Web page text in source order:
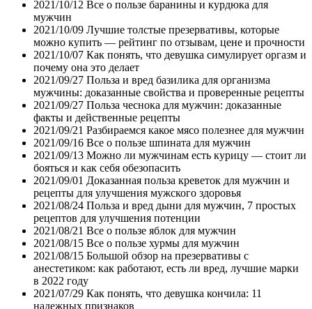
2021/10/12 Все о пользе баранины и курдюка для
мужчин
2021/10/09 Лучшие толстые презервативы, которые
можно купить — рейтинг по отзывам, цене и прочности
2021/10/07 Как понять, что девушка симулирует оргазм и
почему она это делает
2021/09/27 Польза и вред базилика для организма
мужчины: доказанные свойства и проверенные рецепты
2021/09/27 Польза чеснока для мужчин: доказанные
факты и действенные рецепты
2021/09/21 Разбираемся какое мясо полезнее для мужчин
2021/09/16 Все о пользе шпината для мужчин
2021/09/13 Можно ли мужчинам есть курицу — стоит ли
бояться и как себя обезопасить
2021/09/01 Доказанная польза креветок для мужчин и
рецепты для улучшения мужского здоровья
2021/08/24 Польза и вред дыни для мужчин, 7 простых
рецептов для улучшения потенции
2021/08/21 Все о пользе яблок для мужчин
2021/08/15 Все о пользе хурмы для мужчин
2021/08/15 Большой обзор на презервативы с
анестетиком: как работают, есть ли вред, лучшие марки
в 2022 году
2021/07/29 Как понять, что девушка кончила: 11
надежных признаков